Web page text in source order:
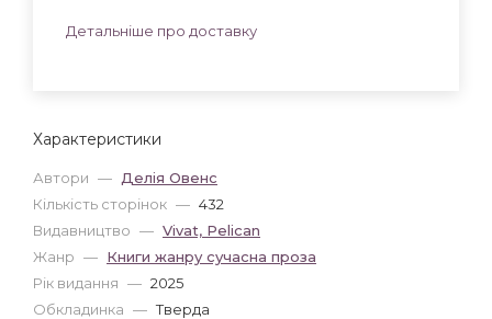
Характеристики
Автори — Делія Овенс
Кількість сторінок — 432
Видавництво — Vivat, Pelican
Жанр — Книги жанру сучасна проза
Рік видання — 2025
Обкладинка — Тверда
Детальніше про доставку